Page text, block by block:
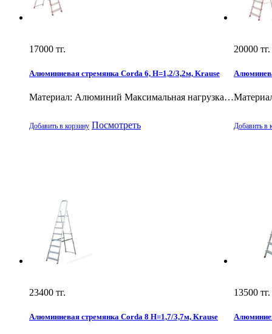
17000 тг.
Алюминиевая стремянка Corda 6, H=1,2/3,2м, Krause
Материал: Алюминий Максимальная нагрузка…
Добавить в корзину Посмотреть
20000 тг.
Добавить в
23400 тг.
Алюминиевая стремянка Corda 8 H=1,7/3,7м, Krause
13500 тг.